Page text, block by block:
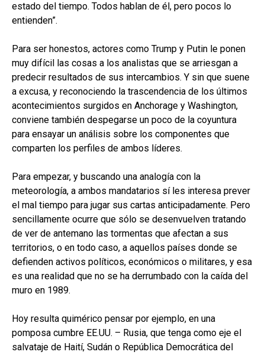
estado del tiempo. Todos hablan de él, pero pocos lo
entienden”.
Para ser honestos, actores como Trump y Putin le ponen
muy difícil las cosas a los analistas que se arriesgan a
predecir resultados de sus intercambios. Y sin que suene
a excusa, y reconociendo la trascendencia de los últimos
acontecimientos surgidos en Anchorage y Washington,
conviene también despegarse un poco de la coyuntura
para ensayar un análisis sobre los componentes que
comparten los perfiles de ambos líderes.
Para empezar, y buscando una analogía con la
meteorología, a ambos mandatarios sí les interesa prever
el mal tiempo para jugar sus cartas anticipadamente. Pero
sencillamente ocurre que sólo se desenvuelven tratando
de ver de antemano las tormentas que afectan a sus
territorios, o en todo caso, a aquellos países donde se
defienden activos políticos, económicos o militares, y esa
es una realidad que no se ha derrumbado con la caída del
muro en 1989.
Hoy resulta quimérico pensar por ejemplo, en una
pomposa cumbre EE.UU. – Rusia, que tenga como eje el
salvataje de Haití, Sudán o República Democrática del